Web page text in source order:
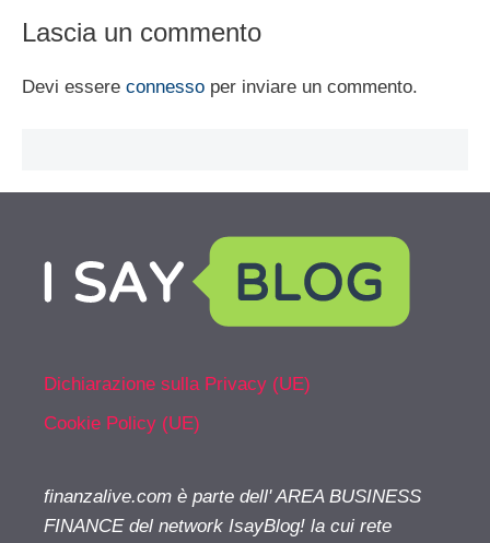
Lascia un commento
Devi essere connesso per inviare un commento.
Dichiarazione sulla Privacy (UE)
Cookie Policy (UE)
finanzalive.com è parte dell' AREA BUSINESS
FINANCE del network IsayBlog! la cui rete